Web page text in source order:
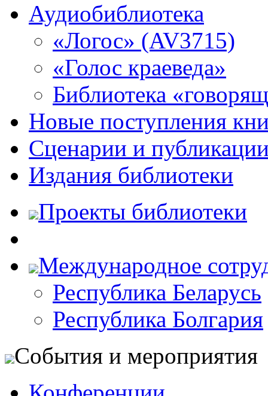
Аудиобиблиотека
«Логос» (AV3715)
«Голос краеведа»
Библиотека
Новые поступления
Сценарии и
Издания библиотеки
Проекты библиотеки
Международное
Республика Беларусь
Республика Болгария
События и мероприятия